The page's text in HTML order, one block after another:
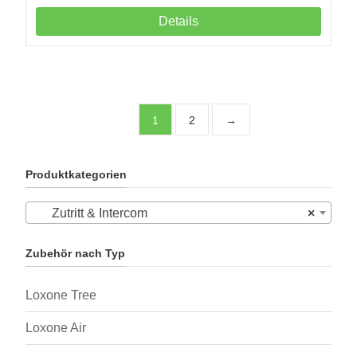
Details
1 2 →
Produktkategorien
×
Zutritt & Intercom
Zubehör nach Typ
Loxone Tree
Loxone Air